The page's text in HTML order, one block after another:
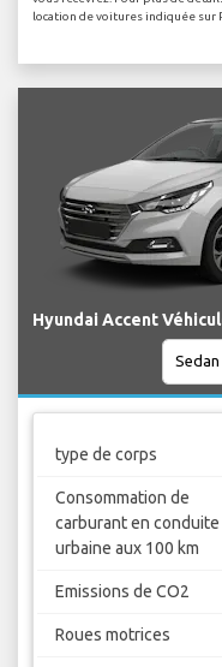
location de voitures indiquée sur
Hyundai Accent
type de corps
Consommation de
carburant en conduite
urbaine aux 100 km
Emissions de CO2
Roues motrices